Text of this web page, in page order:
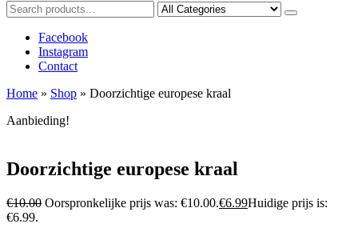
Facebook
Instagram
Contact
Home » Shop » Doorzichtige europese kraal
Aanbieding!
Doorzichtige europese kraal
€10.00 Oorspronkelijke prijs was: €10.00.€6.99Huidige prijs is:
€6.99.